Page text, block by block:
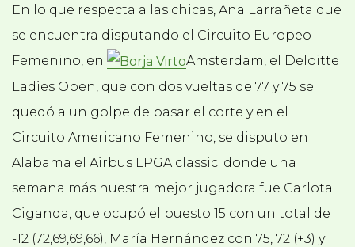
En lo que respecta a las chicas, Ana Larrañeta que
se encuentra disputando el Circuito Europeo
Femenino, en
Amsterdam, el Deloitte
Ladies Open, que con dos vueltas de 77 y 75 se
quedó a un golpe de pasar el corte y en el
Circuito Americano Femenino, se disputo en
Alabama el Airbus LPGA classic. donde una
semana más nuestra mejor jugadora fue Carlota
Ciganda, que ocupó el puesto 15 con un total de
-12 (72,69,69,66), María Hernández con 75, 72 (+3) y